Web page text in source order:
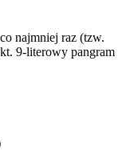
najmniej raz (tzw.
9-literowy pangram